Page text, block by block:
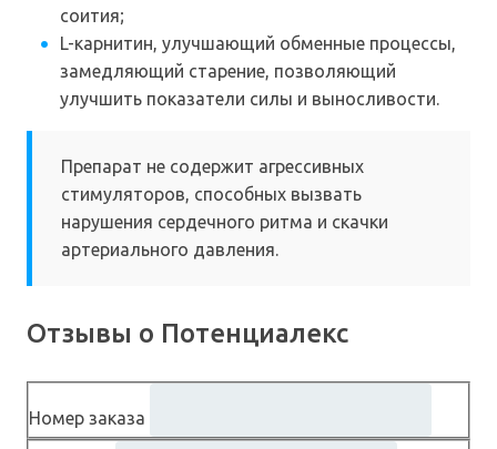
соития;
L-карнитин, улучшающий обменные процессы,
замедляющий старение, позволяющий
улучшить показатели силы и выносливости.
Препарат не содержит агрессивных
стимуляторов, способных вызвать
нарушения сердечного ритма и скачки
артериального давления.
Отзывы о Потенциалекс
Номер заказа